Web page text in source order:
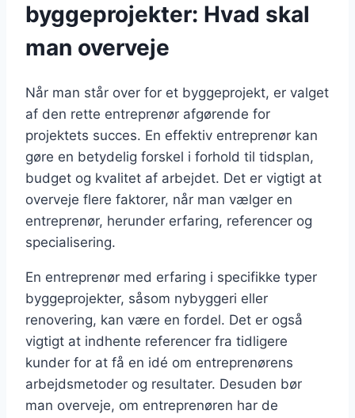
byggeprojekter: Hvad skal
man overveje
Når man står over for et byggeprojekt, er valget
af den rette entreprenør afgørende for
projektets succes. En effektiv entreprenør kan
gøre en betydelig forskel i forhold til tidsplan,
budget og kvalitet af arbejdet. Det er vigtigt at
overveje flere faktorer, når man vælger en
entreprenør, herunder erfaring, referencer og
specialisering.
En entreprenør med erfaring i specifikke typer
byggeprojekter, såsom nybyggeri eller
renovering, kan være en fordel. Det er også
vigtigt at indhente referencer fra tidligere
kunder for at få en idé om entreprenørens
arbejdsmetoder og resultater. Desuden bør
man overveje, om entreprenøren har de